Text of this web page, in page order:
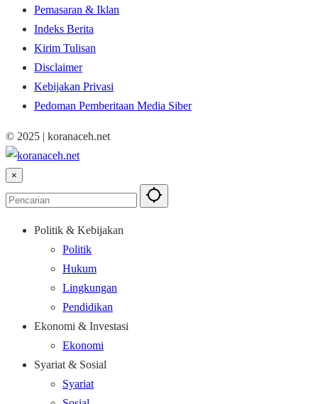
Pemasaran & Iklan
Indeks Berita
Kirim Tulisan
Disclaimer
Kebijakan Privasi
Pedoman Pemberitaan Media Siber
© 2025 | koranaceh.net
×
Politik & Kebijakan
Politik
Hukum
Lingkungan
Pendidikan
Ekonomi & Investasi
Ekonomi
Syariat & Sosial
Syariat